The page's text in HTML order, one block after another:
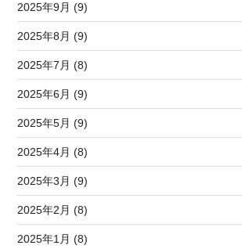
2025年9月 (9)
2025年8月 (9)
2025年7月 (8)
2025年6月 (9)
2025年5月 (9)
2025年4月 (8)
2025年3月 (9)
2025年2月 (8)
2025年1月 (8)